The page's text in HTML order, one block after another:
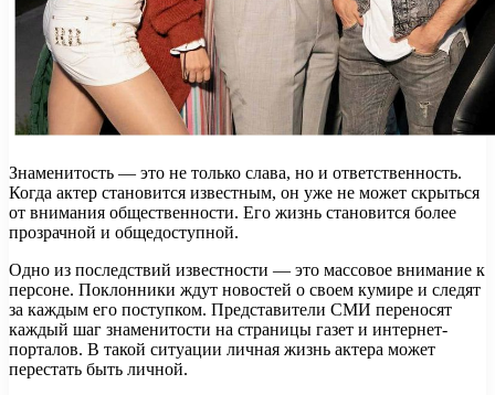
Знаменитость — это не только слава, но и ответственность.
Когда актер становится известным, он уже не может скрыться
от внимания общественности. Его жизнь становится более
прозрачной и общедоступной.
Одно из последствий известности — это массовое внимание к
персоне. Поклонники ждут новостей о своем кумире и следят
за каждым его поступком. Представители СМИ переносят
каждый шаг знаменитости на страницы газет и интернет-
порталов. В такой ситуации личная жизнь актера может
перестать быть личной.